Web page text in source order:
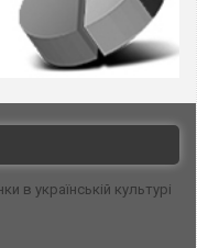
в українській культурі